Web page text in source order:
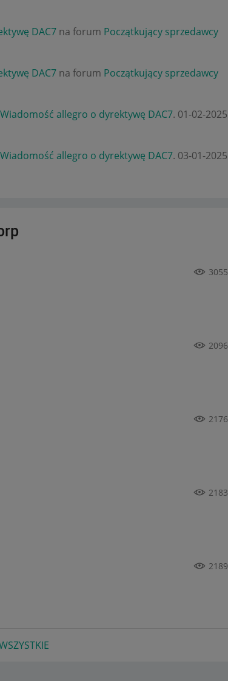
DAC7 na forum Początkujący sprzedawcy
DAC7 na forum Początkujący sprzedawcy
allegro o dyrektywę DAC7. ‎01-02-2025
allegro o dyrektywę DAC7. ‎03-01-2025
3055
2096
2176
2183
2189